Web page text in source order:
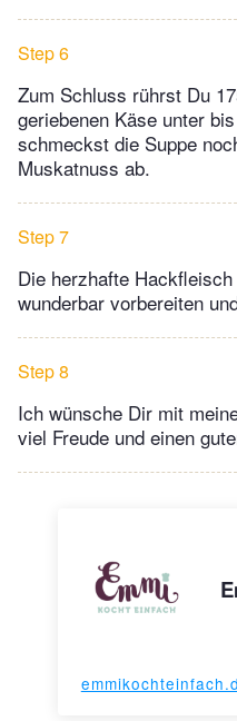
Step 6
Zum Schluss rührst Du
geriebenen Käse unter
schmeckst die Suppe
Muskatnuss ab.
Step 7
Die herzhafte
wunderbar vorbereiten
Step 8
Ich wünsche Dir mit
viel Freude und einen